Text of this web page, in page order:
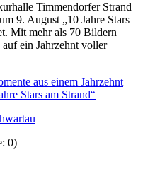
Timmendorfer Strand
9. August „10 Jahre Stars
Mit mehr als 70 Bildern
ein Jahrzehnt voller
aus einem Jahrzehnt
Stars am Strand“
0)